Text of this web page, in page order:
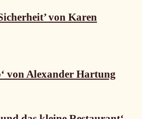
von Karen
von Alexander Hartung